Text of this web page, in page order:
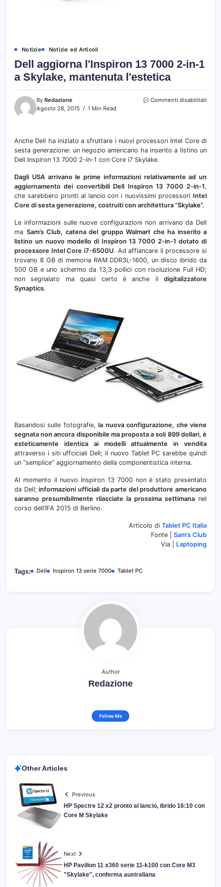
Notizie Notizie ed Articoli
Dell aggiorna l'Inspiron 13 7000 2-in-1
a Skylake, mantenuta l'estetica
By Redazione
Agosto 28, 2015
1 Min Read
Commenti disabilitati
7000
2-
Anche Dell ha iniziato a sfruttare i nuovi processori Intel Core di
sesta generazione: un negozio americano ha inserito a listino un
Dell Inspiron 13 7000 2-in-1 con Core i7 Skylake.
Dagli USA arrivano le prime informazioni relativamente ad un
aggiornamento dei convertibili Dell Inspiron 13 7000 2-in-1,
che sarebbero pronti al lancio con i nuovissimi processori Intel
Core di sesta generazione, costruiti con architettura “Skylake”.
Le informazioni sulle nuove configurazioni non arrivano da Dell
ma Sam’s Club, catena del gruppo Walmart che ha inserito a
listino un nuovo modello di Inspiron 13 7000 2-in-1 dotato di
processore Intel Core i7-6500U. Ad affiancare il processore si
trovano 8 GB di memoria RAM DDR3L-1600, un disco ibrido da
500 GB e uno schermo da 13,3 pollici con risoluzione Full HD;
non segnalato ma quasi certo è anche il digitalizzatore
Synaptics.
Basandosi sulle fotografie, la nuova configurazione, che viene
segnata non ancora disponibile ma proposta a soli 899 dollari, è
esteticamente identica ai modelli attualmente in vendita
attraverso i siti uffciciali Dell; il nuovo Tablet PC sarebbe quindi
un “semplice” aggiornamento della componentistica interna.
Al momento il nuovo Inspiron 13 7000 non è stato presentato
da Dell; informazioni ufficiali da parte del produttore americano
saranno presumibilmente rilasciate la prossima settimana nel
corso dell’IFA 2015 di Berlino.
Articolo di Tablet PC Italia
Fonte | Sam’s Club
Via | Laptoping
Tags: Dell Inspiron 13 serie 7000 Tablet PC
Author
Redazione
Follow Me
Other Articles
Previous
HP Spectre 12 x2 pronto al lancio, ibrido 16:10 con
Core M Skylake
Next
HP Pavilion 11 x360 serie 11-k100 con Core M3
"Skylake", conferma australiana